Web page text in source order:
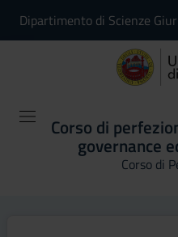
Dipartimento di Scienze
Corso di
governance
Corso di